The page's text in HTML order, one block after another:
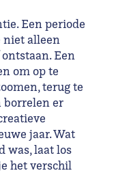
Een periode
alleen
Een
om op te
terug te
borrelen er
jaar. Wat
was, laat los
het verschil